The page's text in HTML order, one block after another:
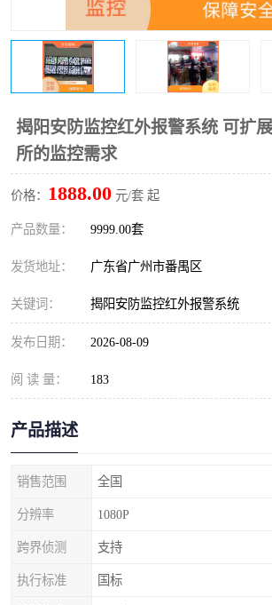
揭阳安防监控红外报警系统 可扩
所的监控需求
价格： 1888.00 元/套 起
产品数量： 9999.00套
发货地址： 广东省广州市番禺区
关键词： 揭阳安防监控红外报警系统
发布日期： 2026-08-09
阅 读 量： 183
产品描述
销售范围 全国
分辨率 1080P
跨界侦测 支持
执行标准 国标